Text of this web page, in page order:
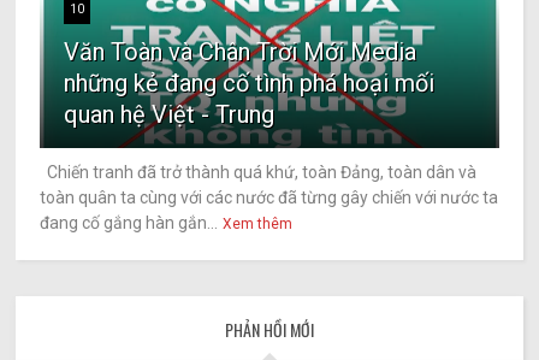
10
Văn Toàn và Chân Trời Mới Media
những kẻ đang cố tình phá hoại mối
quan hệ Việt - Trung
Chiến tranh đã trở thành quá khứ, toàn Đảng, toàn dân và
toàn quân ta cùng với các nước đã từng gây chiến với nước ta
đang cố gắng hàn gắn...
Xem thêm
PHẢN HỒI MỚI